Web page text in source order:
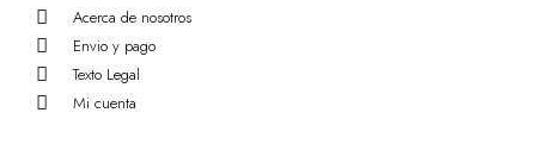
Acerca de nosotros
Envio y pago
Texto Legal
Mi cuenta